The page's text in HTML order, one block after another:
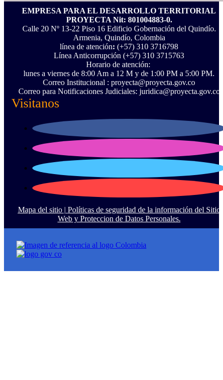
EMPRESA PARA EL DESARROLLO TERRITORIAL
PROYECTA Nit: 801004883-0.
Calle 20 Nº 13-22 Piso 16 Edificio Gobernación del Quindío.
Armenia, Quindío, Colombia
línea de atención: (+57) 310 3716798
Línea Anticorrupción ‪(+57) 310 3715763‬
Horario de atención:
lunes a viernes de 8:00 Am a 12 M y de 1:00 PM a 5:00 PM.
Correo Institucional : proyecta@proyecta.gov.co
Correo para Notificaciones Judiciales: juridica@proyecta.gov.co
Visitanos
Mapa del sitio | Políticas de seguridad de la información del Sitio
Web y Proteccion de Datos Personales.